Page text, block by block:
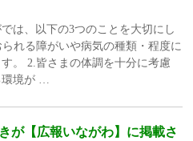
は、以下の3つのことを大切にし
れる障がいや病気の種類・程度に
。 2.皆さまの体調を十分に考慮
環境が …
が【広報いながわ】に掲載さ